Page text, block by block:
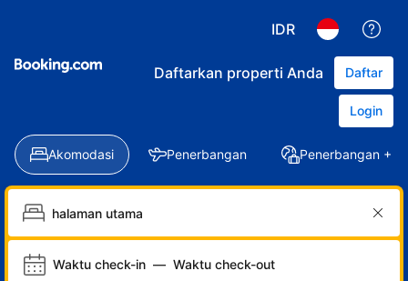
IDR
Daftarkan properti Anda Daftar
Login
Akomodasi Penerbangan Penerbangan +
Waktu check-in — Waktu check-out